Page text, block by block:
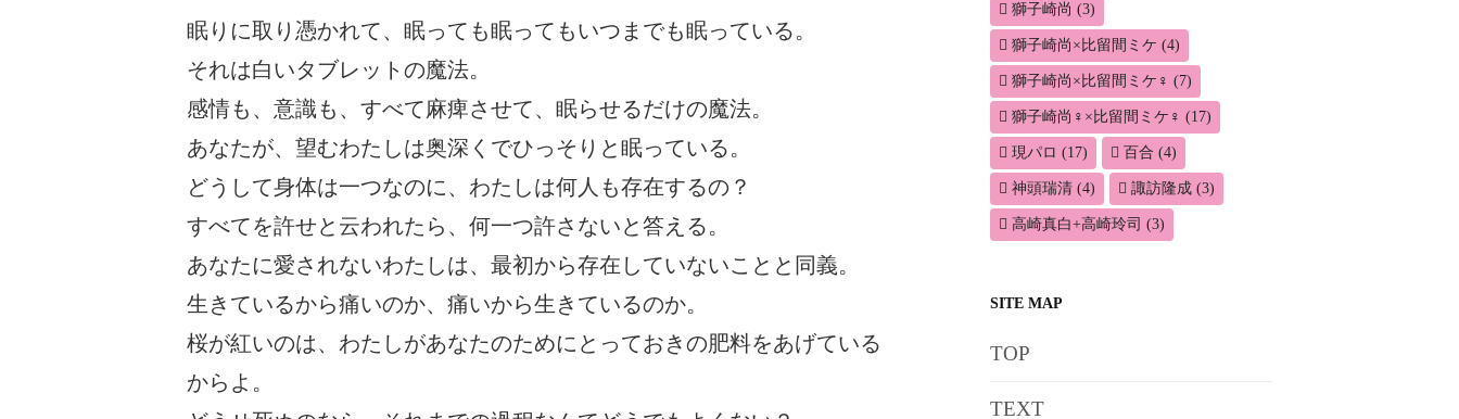
眠りに取り憑かれて、眠っても眠ってもいつまでも眠っている。
それは白いタブレットの魔法。
感情も、意識も、すべて麻痺させて、眠らせるだけの魔法。
あなたが、望むわたしは奥深くでひっそりと眠っている。
どうして身体は一つなのに、わたしは何人も存在するの？
すべてを許せと云われたら、何一つ許さないと答える。
あなたに愛されないわたしは、最初から存在していないことと同義。
生きているから痛いのか、痛いから生きているのか。
桜が紅いのは、わたしがあなたのためにとっておきの肥料をあげている
からよ。
獅子崎尚 (3)
獅子崎尚×比留間ミケ (4)
獅子崎尚×比留間ミケ♀ (7)
獅子崎尚♀×比留間ミケ♀ (17)
現パロ (17) 百合 (4)
神頭瑞清 (4) 諏訪隆成 (3)
高崎真白+高崎玲司 (3)
SITE MAP
TOP
TEXT